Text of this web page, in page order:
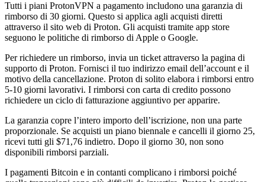
Tutti i piani ProtonVPN a pagamento includono una garanzia di
rimborso di 30 giorni. Questo si applica agli acquisti diretti
attraverso il sito web di Proton. Gli acquisti tramite app store
seguono le politiche di rimborso di Apple o Google.
Per richiedere un rimborso, invia un ticket attraverso la pagina di
supporto di Proton. Fornisci il tuo indirizzo email dell’account e il
motivo della cancellazione. Proton di solito elabora i rimborsi entro
5-10 giorni lavorativi. I rimborsi con carta di credito possono
richiedere un ciclo di fatturazione aggiuntivo per apparire.
La garanzia copre l’intero importo dell’iscrizione, non una parte
proporzionale. Se acquisti un piano biennale e cancelli il giorno 25,
ricevi tutti gli $71,76 indietro. Dopo il giorno 30, non sono
disponibili rimborsi parziali.
I pagamenti Bitcoin e in contanti complicano i rimborsi poiché